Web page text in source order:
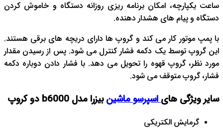
ساعت یکپارچه، امکان برنامه ریزی روزانه دستگاه و خاموش کردن
دستگاه و پیام های هشدار دهنده.
با پمپ موتور کار می کند و گروپ ها دارای دریچه های برقی هستند.
این گروپ توسط یک دکمه فشار کنترل می شود. پس از رسیدن مقدار
مورد نظر، گروپ قهوه را تحویل می دهد. با فشار دادن دوباره دکمه
فشار، گروپ متوقف می شود.
سایر ویژگی های اسپرسو ماشین بیزرا مدل b6000 دو کروپ
گرمایش الکتریکی